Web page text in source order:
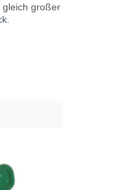
gleich großer